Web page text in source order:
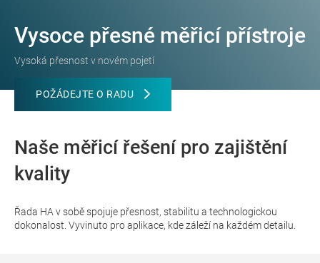
Vysoce přesné měřicí přístroje
Vysoká přesnost v novém pojetí
POŽÁDEJTE O RADU
Naše měřicí řešení pro zajištění
kvality
Řada HA v sobě spojuje přesnost, stabilitu a technologickou
dokonalost. Vyvinuto pro aplikace, kde záleží na každém detailu.